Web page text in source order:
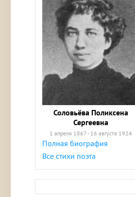
Соловьёва Поликсена
Сергеевна
1 апреля 1867 - 16 августа 1924
Полная биография
Все стихи поэта